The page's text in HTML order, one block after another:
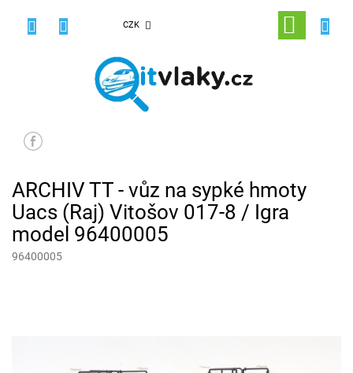
CZK
NÁKUPNÍ
KOŠÍK
ARCHIV TT - vůz na sypké hmoty
Uacs (Raj) Vitošov 017-8 / Igra
model 96400005
96400005